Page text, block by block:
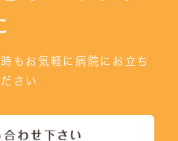
もお気軽に病院にお立ち
さい